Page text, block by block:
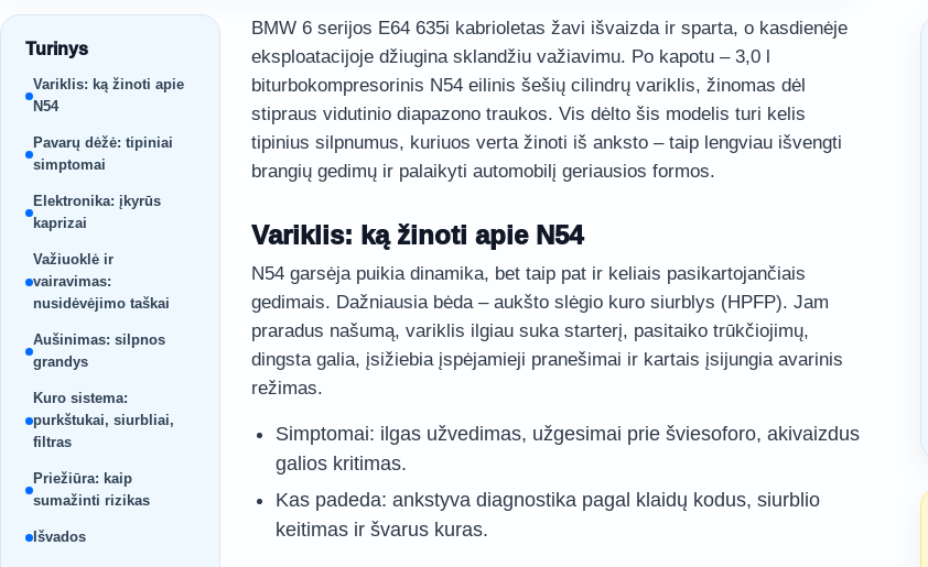
Turinys
Variklis: ką žinoti apie
N54
Pavarų dėžė: tipiniai
simptomai
Elektronika: įkyrūs
kaprizai
Važiuoklė ir
vairavimas:
nusidėvėjimo taškai
Aušinimas: silpnos
grandys
Kuro sistema:
purkštukai, siurbliai,
filtras
Priežiūra: kaip
sumažinti rizikas
Išvados
BMW 6 serijos E64 635i kabrioletas žavi išvaizda ir sparta, o kasdienėje
eksploatacijoje džiugina sklandžiu važiavimu. Po kapotu – 3,0 l
biturbokompresorinis N54 eilinis šešių cilindrų variklis, žinomas dėl
stipraus vidutinio diapazono traukos. Vis dėlto šis modelis turi kelis
tipinius silpnumus, kuriuos verta žinoti iš anksto – taip lengviau išvengti
brangių gedimų ir palaikyti automobilį geriausios formos.
Variklis: ką žinoti apie N54
N54 garsėja puikia dinamika, bet taip pat ir keliais pasikartojančiais
gedimais. Dažniausia bėda – aukšto slėgio kuro siurblys (HPFP). Jam
praradus našumą, variklis ilgiau suka starterį, pasitaiko trūkčiojimų,
dingsta galia, įsižiebia įspėjamieji pranešimai ir kartais įsijungia avarinis
režimas.
Simptomai: ilgas užvedimas, užgesimai prie šviesoforo, akivaizdus
galios kritimas.
Kas padeda: ankstyva diagnostika pagal klaidų kodus, siurblio
keitimas ir švarus kuras.